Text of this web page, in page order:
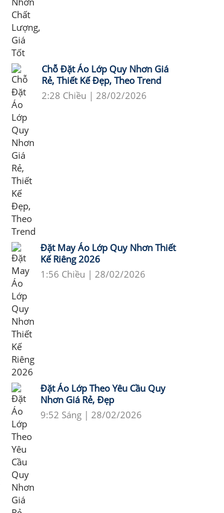
Chỗ Đặt Áo Lớp Quy Nhơn Giá
Rẻ, Thiết Kế Đẹp, Theo Trend
2:28 Chiều | 28/02/2026
Đặt May Áo Lớp Quy Nhơn Thiết
Kế Riêng 2026
1:56 Chiều | 28/02/2026
Đặt Áo Lớp Theo Yêu Cầu Quy
Nhơn Giá Rẻ, Đẹp
9:52 Sáng | 28/02/2026